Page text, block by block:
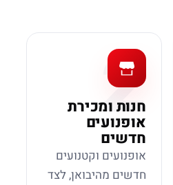
2
חנות ומכירת
אופנועים
חדשים
אופנועים וקטנועים
חדשים מהיבואן, לצד